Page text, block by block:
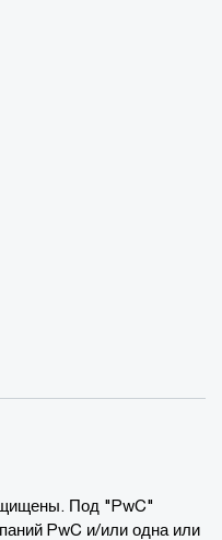
Под "PwC"
PwC и/или одна или